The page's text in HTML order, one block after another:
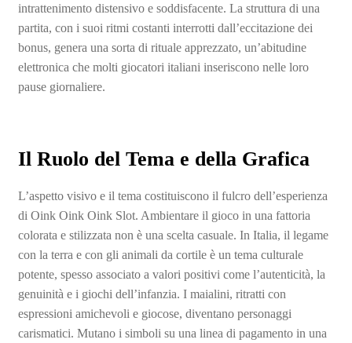
intrattenimento distensivo e soddisfacente. La struttura di una
partita, con i suoi ritmi costanti interrotti dall’eccitazione dei
bonus, genera una sorta di rituale apprezzato, un’abitudine
elettronica che molti giocatori italiani inseriscono nelle loro
pause giornaliere.
Il Ruolo del Tema e della Grafica
L’aspetto visivo e il tema costituiscono il fulcro dell’esperienza
di Oink Oink Oink Slot. Ambientare il gioco in una fattoria
colorata e stilizzata non è una scelta casuale. In Italia, il legame
con la terra e con gli animali da cortile è un tema culturale
potente, spesso associato a valori positivi come l’autenticità, la
genuinità e i giochi dell’infanzia. I maialini, ritratti con
espressioni amichevoli e giocose, diventano personaggi
carismatici. Mutano i simboli su una linea di pagamento in una